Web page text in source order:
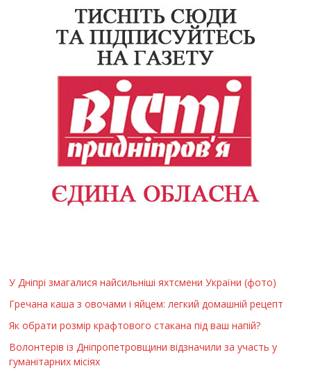
У Дніпрі змагалися найсильніші яхтсмени України (фото)
Гречана каша з овочами і яйцем: легкий домашній рецепт
Як обрати розмір крафтового стакана під ваш напій?
Волонтерів із Дніпропетровщини відзначили за участь у
гуманітарних місіях